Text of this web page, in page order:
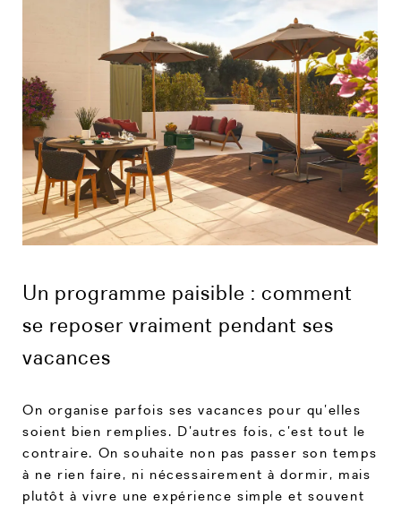
Un programme paisible : comment
se reposer vraiment pendant ses
vacances
On organise parfois ses vacances pour qu’elles
soient bien remplies. D’autres fois, c’est tout le
contraire. On souhaite non pas passer son temps
à ne rien faire, ni nécessairement à dormir, mais
plutôt à vivre une expérience simple et souvent